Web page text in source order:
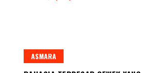
ASMARA